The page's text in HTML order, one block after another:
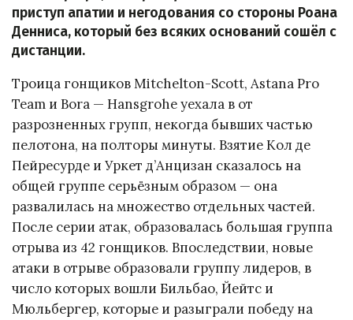
приступ апатии и негодования со стороны Роана
Денниса, который без всяких оснований сошёл с
дистанции.
Троица гонщиков Mitchelton-Scott, Astana Pro
Team и Bora — Hansgrohe уехала в от
разрозненных групп, некогда бывших частью
пелотона, на полторы минуты. Взятие Кол де
Пейресурде и Уркет д’Анцизан сказалось на
общей группе серьёзным образом — она
развалилась на множество отдельных частей.
После серии атак, образовалась большая группа
отрыва из 42 гонщиков. Впоследствии, новые
атаки в отрыве образовали группу лидеров, в
число которых вошли Бильбао, Йейтс и
Мюльбергер, которые и разыграли победу на